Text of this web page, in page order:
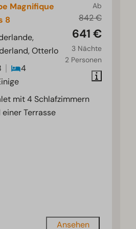
Ab
842 €
641 €
3 Nächte
2 Personen
Magnifique
8
Otterlo
4
mit 4 Schlafzimmern
einer Terrasse
Ansehen